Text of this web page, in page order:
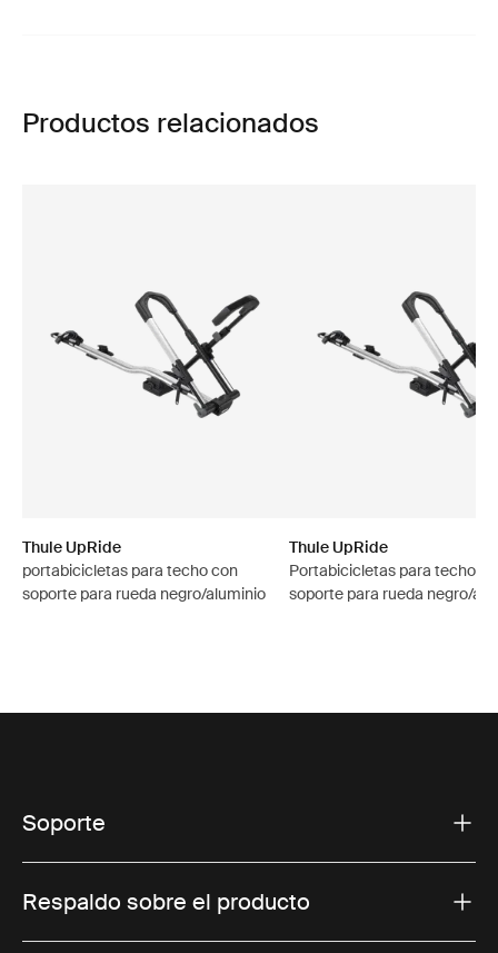
Productos relacionados
Thule UpRide
portabicicletas para techo con
soporte para rueda negro/aluminio
Thule UpRide
Portabicicletas para techo
soporte para rueda negro/
Soporte
Respaldo sobre el producto